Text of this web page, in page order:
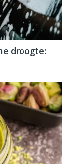
droogte: